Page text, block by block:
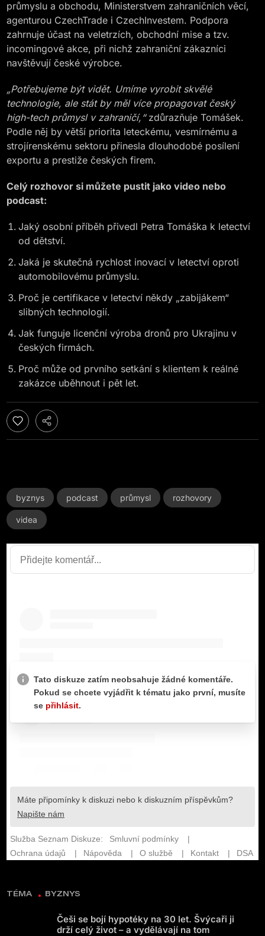
průmyslu a obchodu, Ministerstvem zahraničních věcí,
agenturou CzechTrade i CzechInvestem. Podpora
zahrnuje účast na veletrzích, obchodní mise a tzv.
incomingové akce, při nichž zahraniční zákazníci
navštěvují české výrobce.
„Potřebujeme být vidět. Umíme vyrobit skvělé
technologie, ale stát by měl více propagovat český
high-tech průmysl v zahraničí,“zdůrazňuje Tomášek.
Podle něj by větší priorita leteckému, vesmírnému a
strojírenskému sektoru přinesla dlouhodobé posílení
exportu a prestiže českých firem.
Celý rozhovor si můžete pustit jako video nebo
podcast:
Jaký osobní příběh přivedl Petra Tomáška k letectví
od dětství.
Jaká je skutečná rychlost inovací v letectví oproti
automobilovému průmyslu.
Proč je certifikace v letectví někdy „zabijákem“
slibných technologií.
Jak funguje licenční výroba dronů pro Ukrajinu v
českých firmách.
Proč může od prvního setkání s klientem k reálné
zakázce uběhnout i pět let.
byznys podcast průmysl rozhovory
videa
TÉMA BYZNYS
Češi se bojí hypotéky na 30 let. Švýcaři ji
drží celý život – a vydělávají na tom